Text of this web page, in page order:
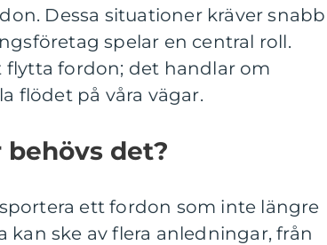
Dessa situationer kräver snabb
spelar en central roll.
fordon; det handlar om
flödet på våra vägar.
det?
ett fordon som inte längre
kan ske av flera anledningar, från